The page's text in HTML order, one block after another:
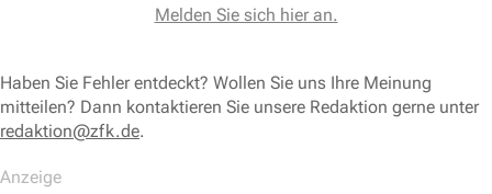
Melden Sie sich hier an.
Haben Sie Fehler entdeckt? Wollen Sie uns Ihre Meinung
mitteilen? Dann kontaktieren Sie unsere Redaktion gerne unter
redaktion@zfk.de.